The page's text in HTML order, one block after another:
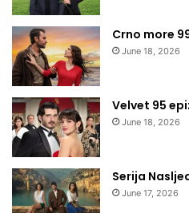
Crno more
June 18, 2026
Velvet 95
June 18, 2026
Serija
June 17, 2026